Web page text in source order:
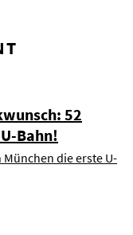
52
Bahn!
München die erste U-